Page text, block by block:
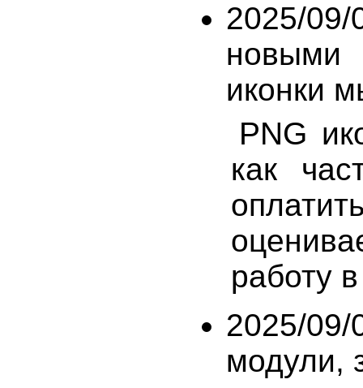
2025/09/
новыми
иконки
PNG
как
работу
2025/09/
модули,